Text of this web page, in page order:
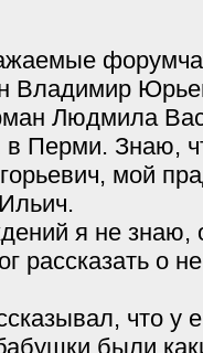
Владимир
Людмила
в Перми. Знаю,
мой
я не знаю,
рассказать о
что у
были